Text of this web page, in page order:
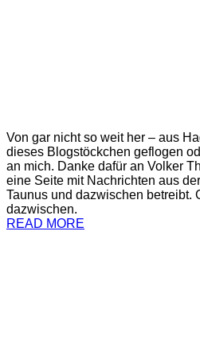
Von gar nicht so weit her – aus
dieses Blogstöckchen geflogen
an mich. Danke dafür an Volker
eine Seite mit Nachrichten aus
Taunus und dazwischen betreibt.
dazwischen.
READ MORE